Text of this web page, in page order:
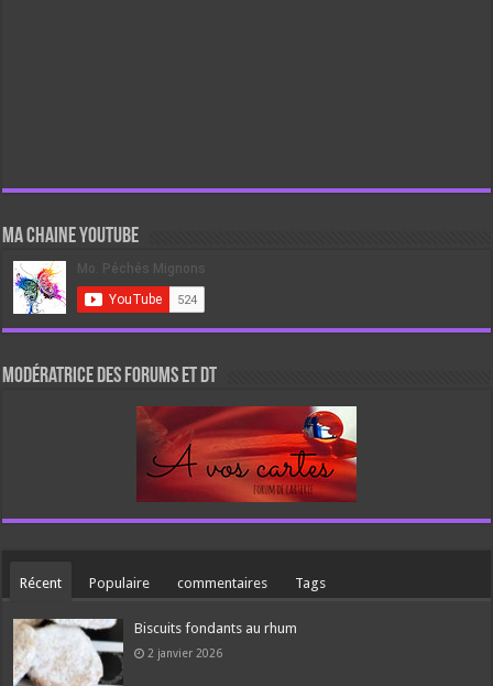
Ma chaine Youtube
Modératrice des forums et DT
Récent Populaire commentaires Tags
Biscuits fondants au rhum
2 janvier 2026